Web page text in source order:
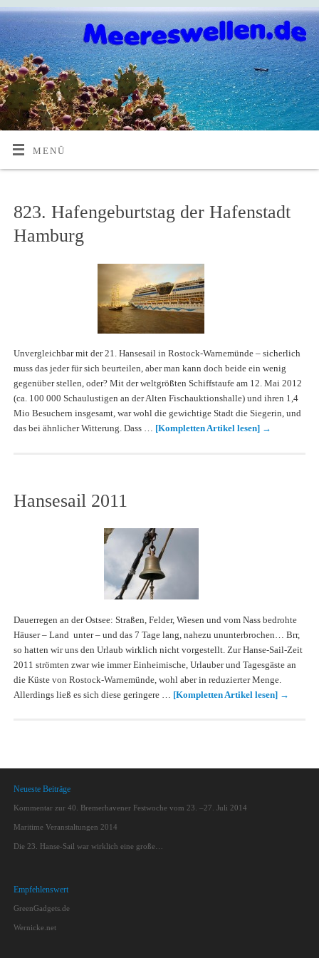
MENÜ
823. Hafengeburtstag der Hafenstadt
Hamburg
Unvergleichbar mit der 21. Hansesail in Rostock-Warnemünde – sicherlich
muss das jeder für sich beurteilen, aber man kann doch beide ein wenig
gegenüber stellen, oder? Mit der weltgrößten Schiffstaufe am 12. Mai 2012
(ca. 100 000 Schaulustigen an der Alten Fischauktionshalle) und ihren 1,4
Mio Besuchern insgesamt, war wohl die gewichtige Stadt die Siegerin, und
das bei ähnlicher Witterung. Dass … [Kompletten Artikel lesen] →
Hansesail 2011
Dauerregen an der Ostsee: Straßen, Felder, Wiesen und vom Nass bedrohte
Häuser – Land unter – und das 7 Tage lang, nahezu ununterbrochen… Brr,
so hatten wir uns den Urlaub wirklich nicht vorgestellt. Zur Hanse-Sail-Zeit
2011 strömten zwar wie immer Einheimische, Urlauber und Tagesgäste an
die Küste von Rostock-Warnemünde, wohl aber in reduzierter Menge.
Allerdings ließ es sich diese geringere … [Kompletten Artikel lesen] →
Neueste Beiträge
Kommentar zur 40. Bremerhavener Festwoche vom 23. –27. Juli 2014
Maritime Veranstaltungen 2014
Die 23. Hanse-Sail war wirklich eine große…
Empfehlenswert
GreenGadgets.de
Wernicke.net